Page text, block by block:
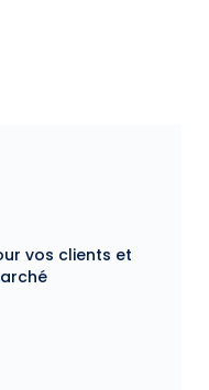
vos clients et